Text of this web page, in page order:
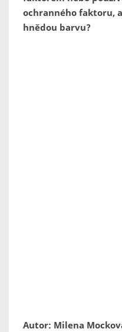
ochranného faktoru,
hnědou barvu?
Autor: Milena